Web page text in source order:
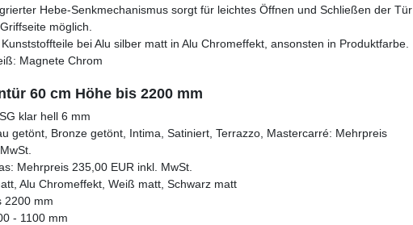
Hebe-Senkmechanismus sorgt für leichtes Öffnen und Schließen der Tür
möglich.
bei Alu silber matt in Alu Chromeffekt, ansonsten in Produktfarbe.
Magnete Chrom
60 cm Höhe bis 2200 mm
klar hell 6 mm
getönt, Bronze getönt, Intima, Satiniert, Terrazzo, Mastercarré: Mehrpreis
Mehrpreis 235,00 EUR inkl. MwSt.
Alu Chromeffekt, Weiß matt, Schwarz matt
2200 mm
- 1100 mm